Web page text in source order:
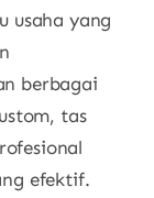
usaha yang
berbagai
tas
efektif.